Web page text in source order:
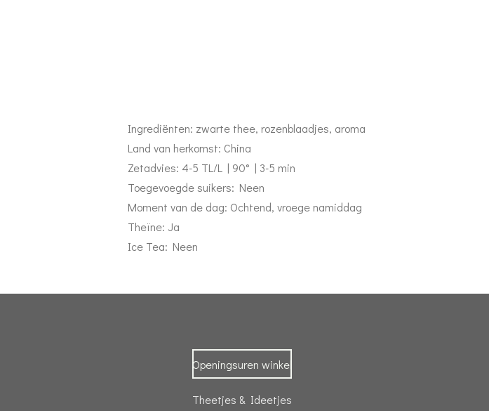
Ingrediënten: zwarte thee, rozenblaadjes, aroma
Land van herkomst: China
Zetadvies: 4-5 TL/L | 90° | 3-5 min
Toegevoegde suikers: Neen
Moment van de dag: Ochtend, vroege namiddag
Theïne: Ja
Ice Tea: Neen
Openingsuren winkel
Theetjes & Ideetjes